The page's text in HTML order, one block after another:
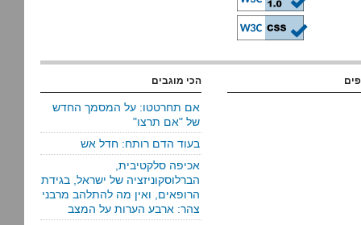
הכי מוגבים
אם תחרטטו: על המסמך החדש
של "אם תרצו"
בעוד הדם רותח: חדל אש
אכיפה סלקטיבית,
הברלוסקוניזציה של ישראל, בגידת
הרופאים, ואין מה להתלהב מרבני
צהר: ארבע הערות על המצב